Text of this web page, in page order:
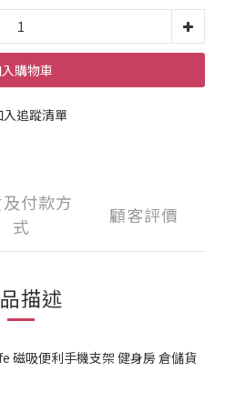
購物車
入追蹤清單
付款方
式
顧客評價
描述
磁吸便利手機支架 健身房 倉儲貨